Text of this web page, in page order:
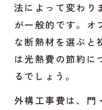
法によって変わり
が一般的です。オ
な断熱材を選ぶと
は光熱費の節約に
るでしょう。
外構工事費は、門